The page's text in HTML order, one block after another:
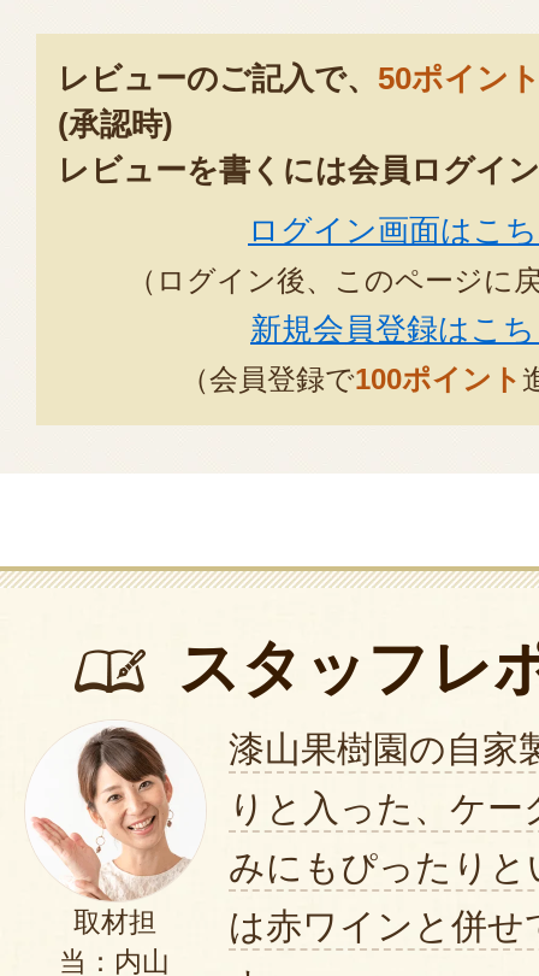
レビューのご記入で、 50ポイン
(承認時)
レビューを書くには会員ログイ
ログイン画面はこ
（ログイン後、このページに
新規会員登録はこ
（会員登録で100ポイント
スタッフレ
取材担
当：内山
漆山果樹園の自家
りと入った、ケ
みにもぴったり
は赤ワインと併